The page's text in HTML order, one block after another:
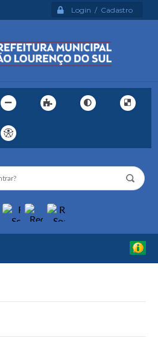
Login / Cadastro